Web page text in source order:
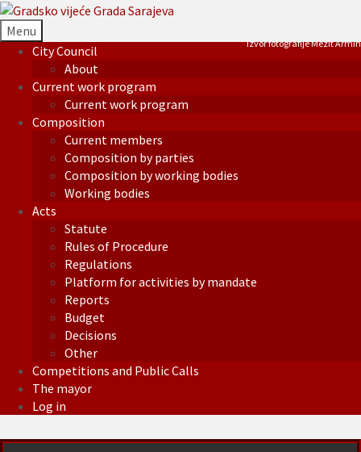
Menu
City Council
About
Current work program
Current work program
Composition
Current members
Composition by parties
Composition by working bodies
Working bodies
Acts
Statute
Rules of Procedure
Regulations
Platform for activities by mandate
Reports
Budget
Decisions
Other
Competitions and Public Calls
The mayor
Log in
Izvor fotografije Mezit Armin